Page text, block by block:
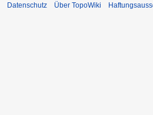
Datenschutz Über TopoWiki